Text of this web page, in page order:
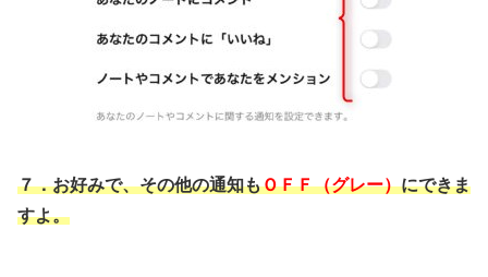
７．お好みで、その他の通知もＯＦＦ（グレー）にできま
すよ。